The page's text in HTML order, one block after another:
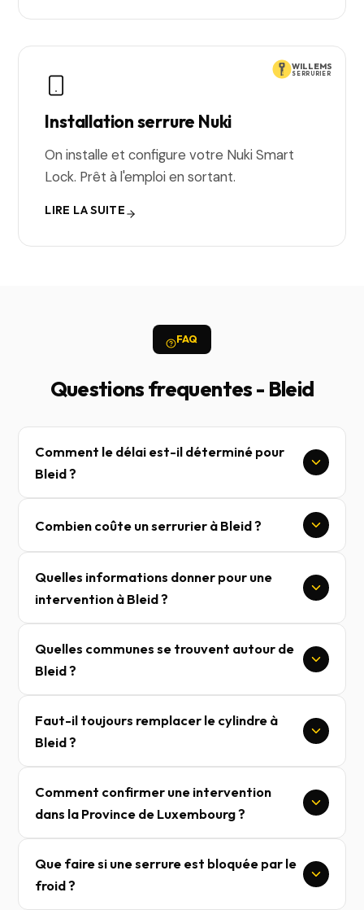
WILLEMS
SERRURIER
Installation serrure Nuki
On installe et configure votre Nuki Smart
Lock. Prêt à l'emploi en sortant.
LIRE LA SUITE
FAQ
Questions frequentes - Bleid
Comment le délai est-il déterminé pour
Bleid ?
Combien coûte un serrurier à Bleid ?
Quelles informations donner pour une
intervention à Bleid ?
Quelles communes se trouvent autour de
Bleid ?
Faut-il toujours remplacer le cylindre à
Bleid ?
Comment confirmer une intervention
dans la Province de Luxembourg ?
Que faire si une serrure est bloquée par le
froid ?